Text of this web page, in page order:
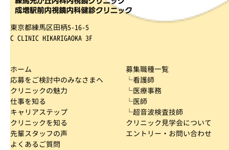
東京都練馬区田柄5-16-5
C CLINIC HIKARIGAOKA 3F
ホーム
応募をご検討中のみなさまへ
クリニックの魅力
仕事を知る
キャリアステップ
クリニックを知る
先輩スタッフの声
よくあるご質問
募集職種一覧
└看護師
└医療事務
└医師
└超音波検査技師
クリニック見学会について
エントリー・お問い合わせ